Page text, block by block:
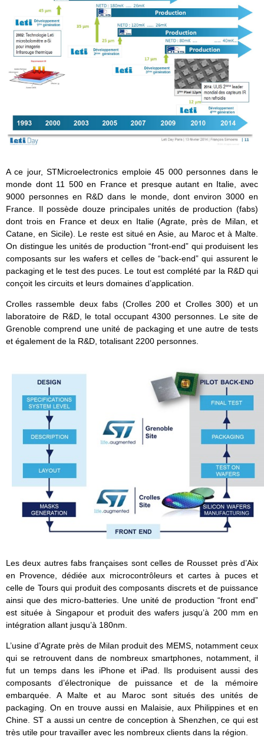
A ce jour, STMicroelectronics emploie 45 000 personnes dans le
monde dont 11 500 en France et presque autant en Italie, avec
9000 personnes en R&D dans le monde, dont environ 3000 en
France. Il possède douze principales unités de production (fabs)
dont trois en France et deux en Italie (Agrate, près de Milan, et
Catane, en Sicile). Le reste est situé en Asie, au Maroc et à Malte.
On distingue les unités de production “front-end” qui produisent les
composants sur les wafers et celles de “back-end” qui assurent le
packaging et le test des puces. Le tout est complété par la R&D qui
conçoit les circuits et leurs domaines d’application.
Crolles rassemble deux fabs (Crolles 200 et Crolles 300) et un
laboratoire de R&D, le total occupant 4300 personnes. Le site de
Grenoble comprend une unité de packaging et une autre de tests
et également de la R&D, totalisant 2200 personnes.
Les deux autres fabs françaises sont celles de Rousset près d’Aix
en Provence, dédiée aux microcontrôleurs et cartes à puces et
celle de Tours qui produit des composants discrets et de puissance
ainsi que des micro-batteries. Une unité de production “front end”
est située à Singapour et produit des wafers jusqu’à 200 mm en
intégration allant jusqu’à 180nm.
L’usine d’Agrate près de Milan produit des MEMS, notamment ceux
qui se retrouvent dans de nombreux smartphones, notamment, il
fut un temps dans les iPhone et iPad. Ils produisent aussi des
composants d’électronique de puissance et de la mémoire
embarquée. A Malte et au Maroc sont situés des unités de
packaging. On en trouve aussi en Malaisie, aux Philippines et en
Chine. ST a aussi un centre de conception à Shenzhen, ce qui est
très utile pour travailler avec les nombreux clients dans la région.